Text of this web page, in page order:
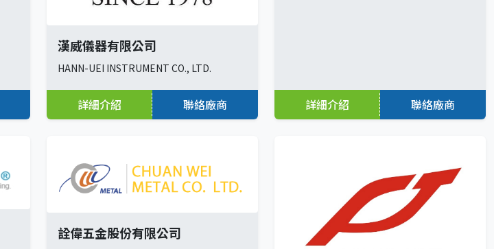
漢威儀器有限公司
HANN-UEI INSTRUMENT CO., LTD.
詳細介紹 聯絡廠商 詳細介紹 聯絡廠商
詮偉五金股份有限公司